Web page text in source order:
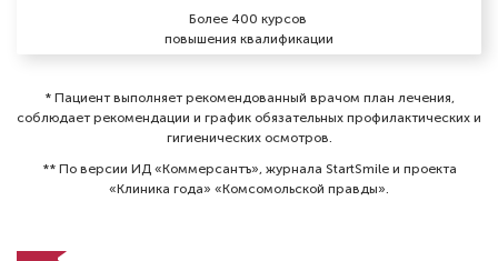
Более 400 курсов
повышения квалификации
* Пациент выполняет рекомендованный врачом план лечения,
соблюдает рекомендации и график обязательных профилактических и
гигиенических осмотров⁠.
** По версии ИД «Коммерсантъ», журнала StartSmile и проекта
«Клиника года» «Комсомольской правды».